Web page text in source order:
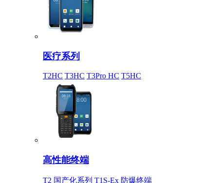
医疗系列
T2HC T3HC T3Pro HC T5HC
高性能终端
T2 国产化系列 T1S-Ex 防爆终端